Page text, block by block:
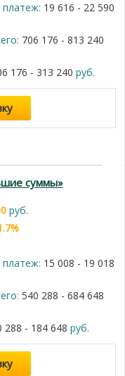
19 616 - 22 590
706 176 - 813 240
176 - 313 240 руб.
суммы»
руб.
15 008 - 19 018
540 288 - 684 648
288 - 184 648 руб.